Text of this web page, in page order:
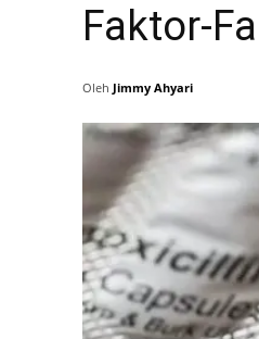
Faktor-
Oleh Jimmy Ahyari